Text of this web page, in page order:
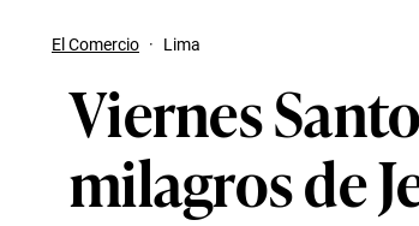
El Comercio · Lima
Viernes
milagros de